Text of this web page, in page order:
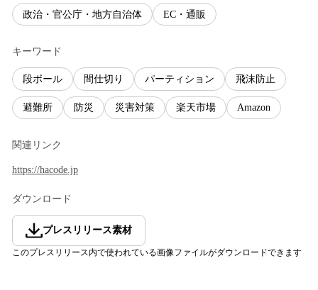
政治・官公庁・地方自治体 EC・通販
キーワード
段ボール 間仕切り パーティション 飛沫防止
避難所 防災 災害対策 楽天市場 Amazon
関連リンク
https://hacode.jp
ダウンロード
プレスリリース素材
このプレスリリース内で使われている画像ファイルがダウンロードできます